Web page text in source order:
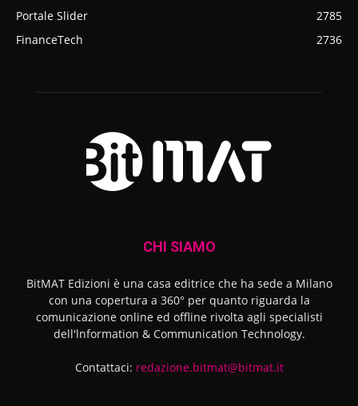
Portale Slider
2785
FinanceTech
2736
CHI SIAMO
BitMAT Edizioni è una casa editrice che ha sede a Milano
con una copertura a 360° per quanto riguarda la
comunicazione online ed offline rivolta agli specialisti
dell'lnformation & Communication Technology.
Contattaci: redazione.bitmat@bitmat.it